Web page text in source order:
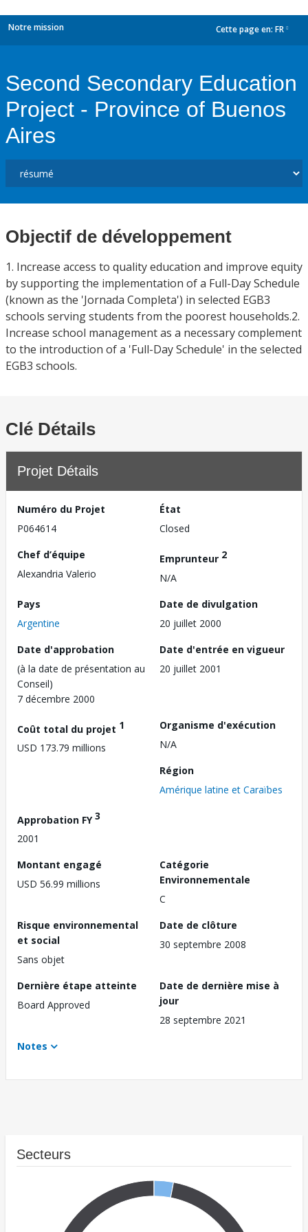
Notre mission Cette page en: FR
Second Secondary Education
Project - Province of Buenos
Aires
Objectif de développement
1. Increase access to quality education and improve equity
by supporting the implementation of a Full-Day Schedule
(known as the 'Jornada Completa') in selected EGB3
schools serving students from the poorest households.2.
Increase school management as a necessary complement
to the introduction of a 'Full-Day Schedule' in the selected
EGB3 schools.
Clé Détails
Projet Détails
Numéro du Projet
P064614
État
Closed
Chef d’équipe
Alexandria Valerio
Emprunteur 2
N/A
Pays
Argentine
Date de divulgation
20 juillet 2000
Date d'approbation
(à la date de présentation au
Conseil)
7 décembre 2000
Date d'entrée en vigueur
20 juillet 2001
Coût total du projet 1
USD 173.79 millions
Organisme d'exécution
N/A
Région
Amérique latine et Caraïbes
Approbation FY3
2001
Montant engagé
USD 56.99 millions
Catégorie
Environnementale
C
Risque environnemental
et social
Sans objet
Date de clôture
30 septembre 2008
Dernière étape atteinte
Board Approved
Date de dernière mise à
jour
28 septembre 2021
Notes
Secteurs